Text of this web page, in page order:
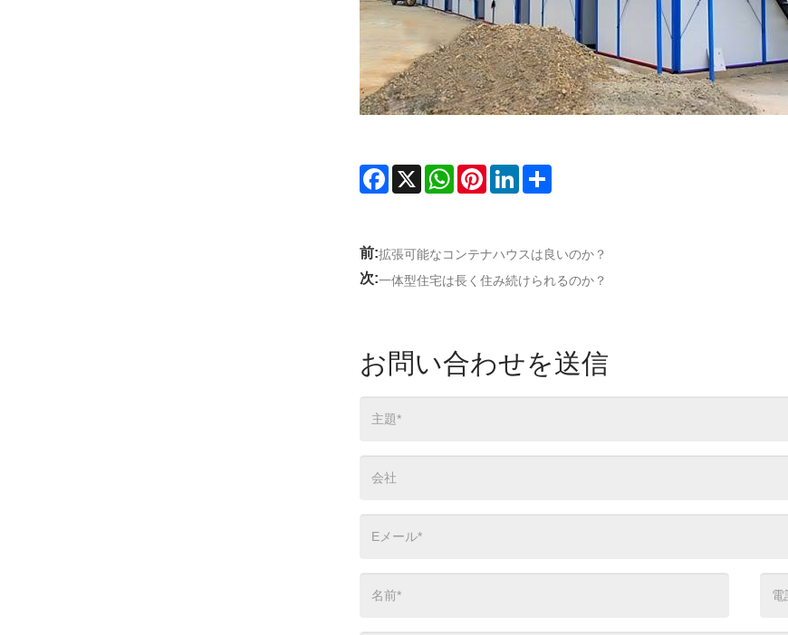
Facebook
X WhatsAppPinterestLinkedIn
前:拡張可能なコンテナハウスは良いのか？
次:一体型住宅は長く住み続けられるのか？
お問い合わせを送信